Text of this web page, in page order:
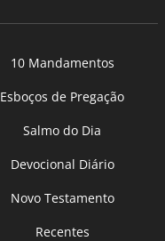
10 Mandamentos
Esboços de Pregação
Salmo do Dia
Devocional Diário
Novo Testamento
Recentes